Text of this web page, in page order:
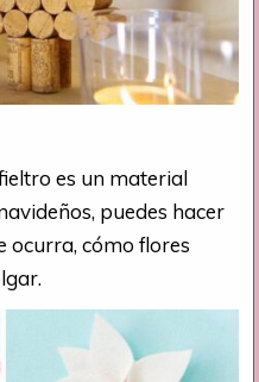
es un material
puedes hacer
ocurra, cómo flores